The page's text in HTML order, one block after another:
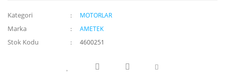
Kategori MOTORLAR
Marka AMETEK
Stok Kodu 4600251